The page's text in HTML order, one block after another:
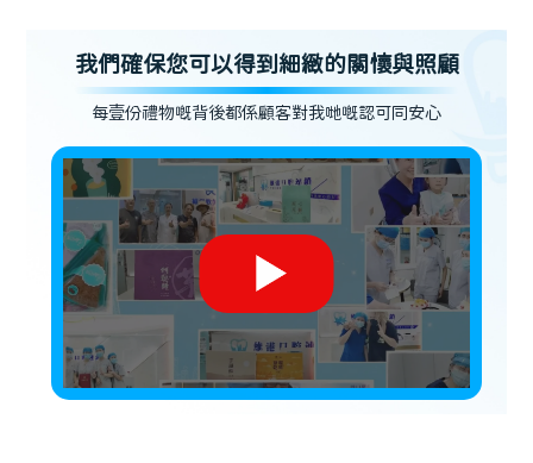
我們確保您可以得到細緻的關懷與照顧
每壹份禮物嘅背後都係顧客對我哋嘅認可同安心